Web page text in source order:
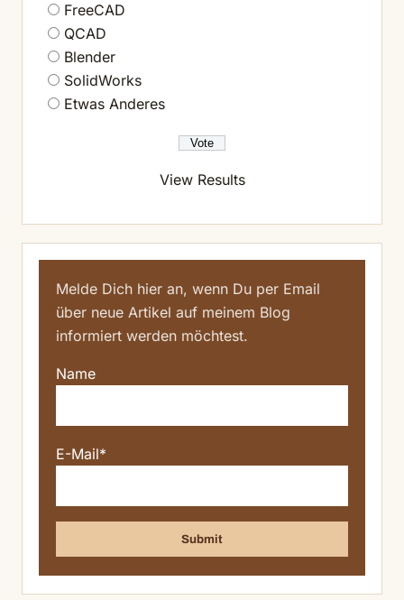
FreeCAD
QCAD
Blender
SolidWorks
Etwas Anderes
View Results
Melde Dich hier an, wenn Du per Email
über neue Artikel auf meinem Blog
informiert werden möchtest.
Name
E-Mail*